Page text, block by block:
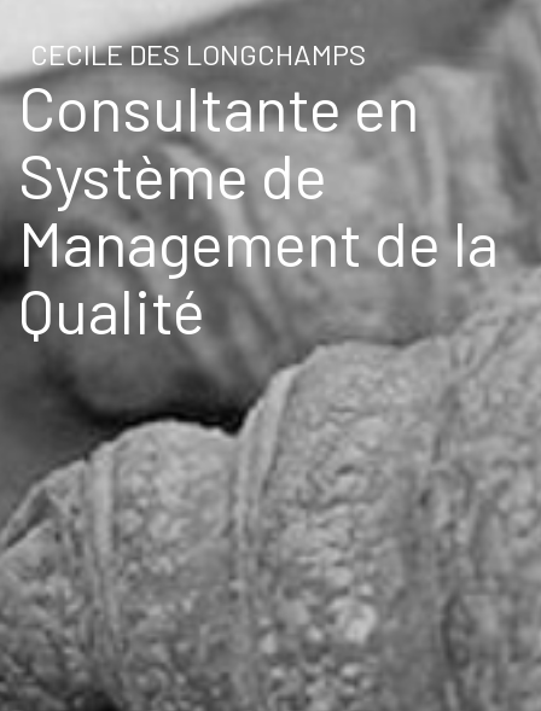
CECILE DES LONGCHAMPS
Consultante en
Système de
Management de la
Qualité